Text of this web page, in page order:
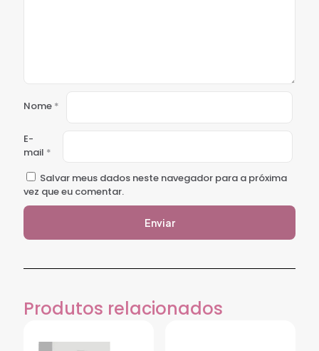
Nome *
E-
mail *
Salvar meus dados neste navegador para a próxima
vez que eu comentar.
Produtos relacionados